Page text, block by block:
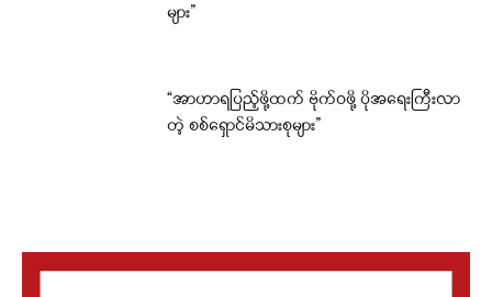
များ”
“အာဟာရပြည့်ဖို့ထက် ဗိုက်ဝဖို့ ပိုအရေးကြီးလာ
တဲ့ စစ်ရှောင်မိသားစုများ”